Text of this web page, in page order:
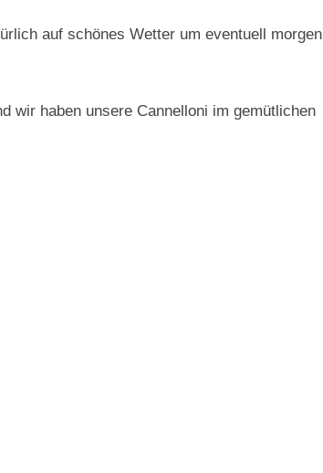
auf schönes Wetter um eventuell morgen
wir haben unsere Cannelloni im gemütlichen